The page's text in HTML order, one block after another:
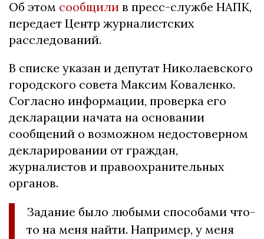
Об этом сообщили в пресс-службе НАПК,
передает Центр журналистских
расследований.
В списке указан и депутат Николаевского
городского совета Максим Коваленко.
Согласно информации, проверка его
декларации начата на основании
сообщений о возможном недостоверном
декларировании от граждан,
журналистов и правоохранительных
органов.
Задание было любыми способами что-
то на меня найти. Например, у меня